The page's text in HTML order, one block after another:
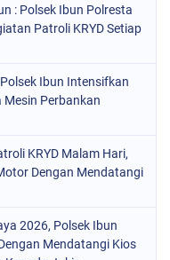
: Polsek Ibun Polresta
Patroli KRYD Setiap
Ibun Intensifkan
Mesin Perbankan
KRYD Malam Hari,
Dengan Mendatangi
2026, Polsek Ibun
Mendatangi Kios